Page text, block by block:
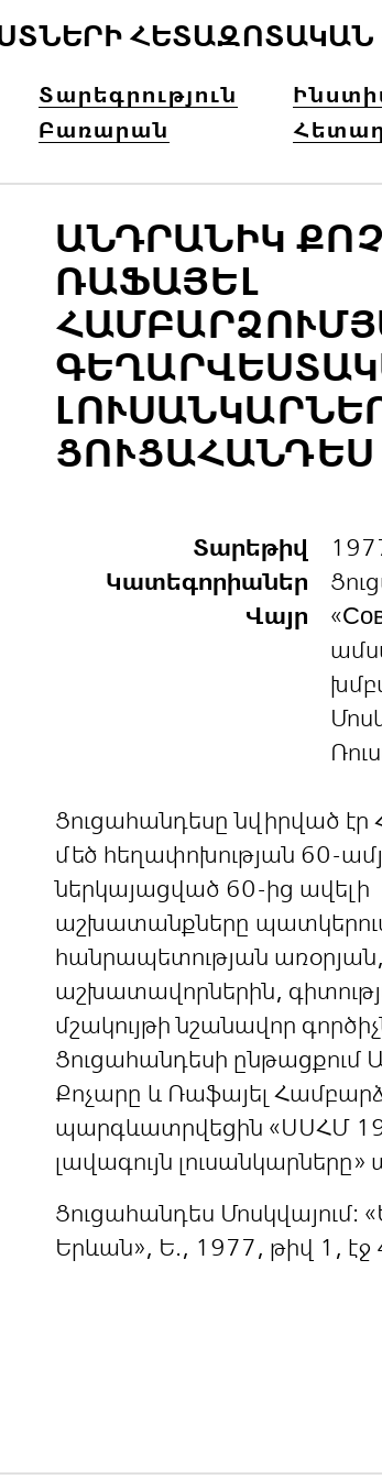
Տարեգրություն
Բառարան
ԱՆԴՐԱՆԻԿ
ԱՖԱՅԵԼ Հ
ՈՒՑԱՀԱՆԴԵՍ
Տարեթիվ
Կատեգորիաներ
Վայր
Ցուցահանդեսը նվիրված էր
մեծ հեղափոխության 60-
ներկայացված 60-ից ավելի
աշխատանքները
հանրապետության առօրյան,
աշխատավորներին,
մշակույթի նշանավոր
Ցուցահանդեսի ընթացքում
Քոչարը և Ռաֆայել
պարգևատրվեցին «ՍՍՀՄ
լավագույն լուսանկարները»
Ցուցահանդես Մոսկվայում:
Երևան», Ե., 1977, թիվ 1, էջ